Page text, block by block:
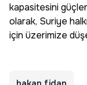
kapasitesini
olarak, Suriye
için üzerimize